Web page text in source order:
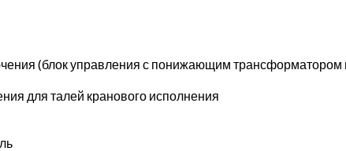
(блок управления с понижающим трансформатором
для талей кранового исполнения